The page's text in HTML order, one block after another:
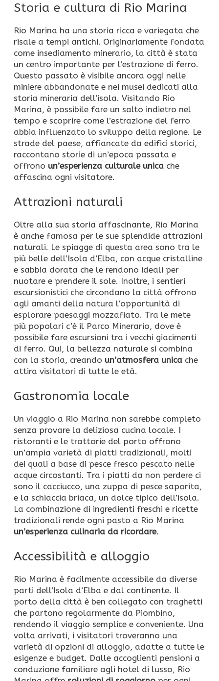
Storia e cultura di Rio Marina
Rio Marina ha una storia ricca e variegata che
risale a tempi antichi. Originariamente fondata
come insediamento minerario, la città è stata
un centro importante per l’estrazione di ferro.
Questo passato è visibile ancora oggi nelle
miniere abbandonate e nei musei dedicati alla
storia mineraria dell’isola. Visitando Rio
Marina, è possibile fare un salto indietro nel
tempo e scoprire come l’estrazione del ferro
abbia influenzato lo sviluppo della regione. Le
strade del paese, affiancate da edifici storici,
raccontano storie di un’epoca passata e
offrono un’esperienza culturale unica che
affascina ogni visitatore.
Attrazioni naturali
Oltre alla sua storia affascinante, Rio Marina
è anche famosa per le sue splendide attrazioni
naturali. Le spiagge di questa area sono tra le
più belle dell’Isola d’Elba, con acque cristalline
e sabbia dorata che le rendono ideali per
nuotare e prendere il sole. Inoltre, i sentieri
escursionistici che circondano la città offrono
agli amanti della natura l’opportunità di
esplorare paesaggi mozzafiato. Tra le mete
più popolari c’è il Parco Minerario, dove è
possibile fare escursioni tra i vecchi giacimenti
di ferro. Qui, la bellezza naturale si combina
con la storia, creando un’atmosfera unica che
attira visitatori di tutte le età.
Gastronomia locale
Un viaggio a Rio Marina non sarebbe completo
senza provare la deliziosa cucina locale. I
ristoranti e le trattorie del porto offrono
un’ampia varietà di piatti tradizionali, molti
dei quali a base di pesce fresco pescato nelle
acque circostanti. Tra i piatti da non perdere ci
sono il cacciucco, una zuppa di pesce saporita,
e la schiaccia briaca, un dolce tipico dell’isola.
La combinazione di ingredienti freschi e ricette
tradizionali rende ogni pasto a Rio Marina
un’esperienza culinaria da ricordare.
Accessibilità e alloggio
Rio Marina è facilmente accessibile da diverse
parti dell’Isola d’Elba e dal continente. Il
porto della città è ben collegato con traghetti
che partono regolarmente da Piombino,
rendendo il viaggio semplice e conveniente. Una
volta arrivati, i visitatori troveranno una
varietà di opzioni di alloggio, adatte a tutte le
esigenze e budget. Dalle accoglienti pensioni a
conduzione familiare agli hotel di lusso, Rio